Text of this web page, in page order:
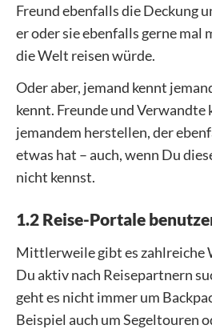
Freund ebenfalls die Deckung
er oder sie ebenfalls gerne mal
die Welt reisen würde.
Oder aber, jemand kennt
kennt. Freunde und
jemandem herstellen, der
etwas hat – auch, wenn Du
nicht kennst.
1.2 Reise-Portale
Mittlerweile gibt es zahlreiche
Du aktiv nach Reisepartnern
geht es nicht immer um
Beispiel auch um Segeltouren